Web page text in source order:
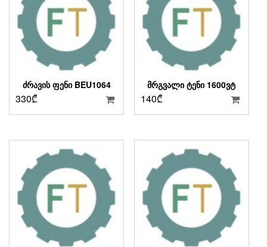
ᲫᲠᲐᲕᲘᲡ ᲤᲔᲜᲘ BEU1064
330₾
ᲛᲠᲒᲕᲐᲚᲘ ᲢᲔᲜᲘ 1600ᲕᲢ
140₾